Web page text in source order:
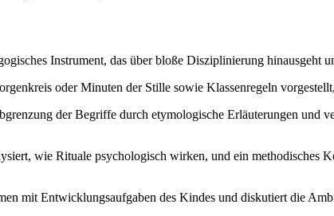
Instrument, das über bloße Disziplinierung hinausgeht
oder Minuten der Stille sowie Klassenregeln
der Begriffe durch etymologische Erläuterungen und
wie Rituale psychologisch wirken, und ein methodisches
mit Entwicklungsaufgaben des Kindes und diskutiert die